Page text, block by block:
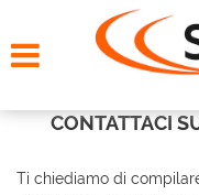
CONTATTACI
Ti chiediamo di